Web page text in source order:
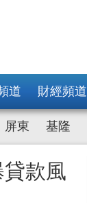
道 財經頻道
屏東 基隆
款風